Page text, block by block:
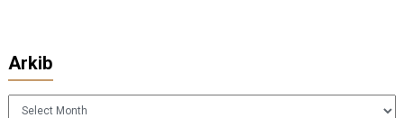
Arkib
Arkib